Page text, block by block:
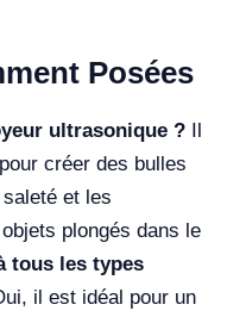
Posées
ultrasonique ? Il
créer des bulles
et les
plongés dans le
tous les types
il est idéal pour un